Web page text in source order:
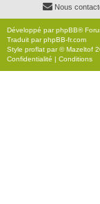
Nous
Développé parphpBB®
Traduit parphpBB-fr.com
Style proflat par ©Mazeltof
Confidentialité | Conditions